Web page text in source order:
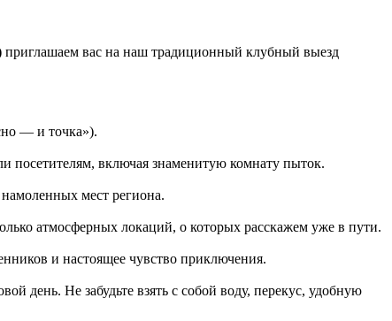
приглашаем вас на наш традиционный клубный выезд
— и точка»).
посетителям, включая знаменитую комнату пыток.
мест региона.
атмосферных локаций, о которых расскажем уже в пути.
и настоящее чувство приключения.
день. Не забудьте взять с собой воду, перекус, удобную